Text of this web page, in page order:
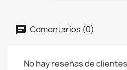
Comentarios (0)
No hay reseñas de